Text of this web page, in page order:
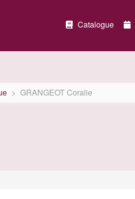
Catalogue
GRANGEOT Coralie